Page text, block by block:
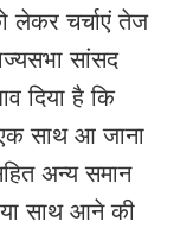
लेकर चर्चाएं तेज
सांसद
दिया है कि
साथ आ जाना
अन्य समान
या साथ आने की